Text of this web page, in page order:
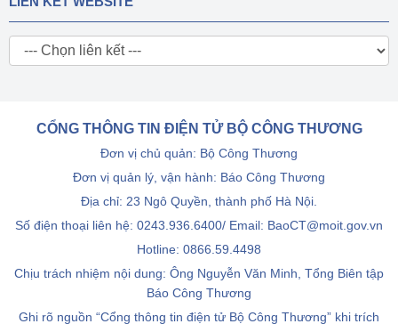
CỔNG THÔNG TIN ĐIỆN TỬ BỘ CÔNG THƯƠNG
Đơn vị chủ quản: Bộ Công Thương
Đơn vị quản lý, vận hành: Báo Công Thương
Địa chỉ: 23 Ngô Quyền, thành phố Hà Nội.
Số điện thoại liên hệ: 0243.936.6400/ Email: BaoCT@moit.gov.vn
Hotline: 0866.59.4498
Chịu trách nhiệm nội dung: Ông Nguyễn Văn Minh, Tổng Biên tập
Báo Công Thương
Ghi rõ nguồn “Cổng thông tin điện tử Bộ Công Thương” khi trích